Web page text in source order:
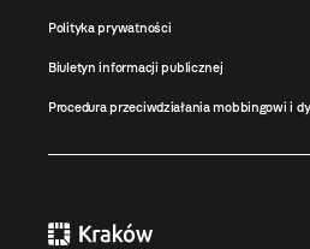
Polityka prywatności
Biuletyn informacji publicznej
Procedura przeciwdziałania mobbingowi i